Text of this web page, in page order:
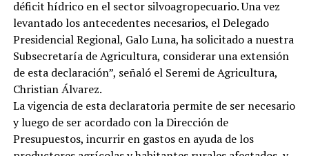
déficit hídrico en el sector silvoagropecuario. Una vez
levantado los antecedentes necesarios, el Delegado
Presidencial Regional, Galo Luna, ha solicitado a nuestra
Subsecretaría de Agricultura, considerar una extensión
de esta declaración”, señaló el Seremi de Agricultura,
Christian Álvarez.
La vigencia de esta declaratoria permite de ser necesario
y luego de ser acordado con la Dirección de
Presupuestos, incurrir en gastos en ayuda de los